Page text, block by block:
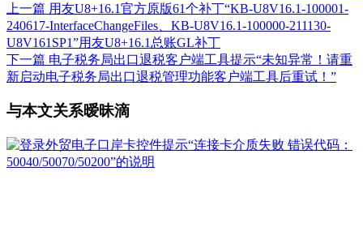
上一篇 用友U8+16.1官方原版61个补丁“KB-U8V16.1-100001-
240617-InterfaceChangeFiles、KB-U8V16.1-100000-211130-
U8V161SP1”用友U8+16.1总账GL补丁
下一篇 电子税务局出口退税客户端工具提示“未知异常！请重
新启动电子税务局出口退税管理功能客户端工具后重试！”
与本文关系暧昧滴